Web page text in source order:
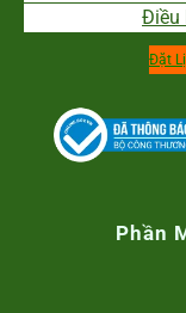
Điều
Đặt
Phần